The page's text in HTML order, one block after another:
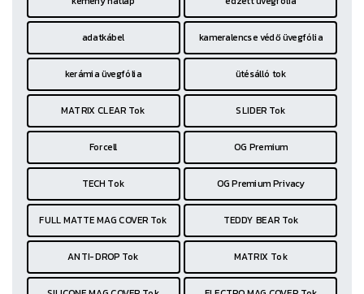
adatkábel kameralencse védő üvegfólia
kerámia üvegfólia ütésálló tok
MATRIX CLEAR Tok SLIDER Tok
Forcell OG Premium
TECH Tok OG Premium Privacy
FULL MATTE MAG COVER Tok TEDDY BEAR Tok
ANTI-DROP Tok MATRIX Tok